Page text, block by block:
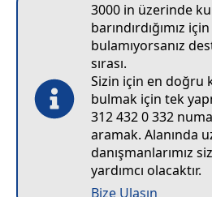
3000 in üzerinde
barındırdığımız için
bulamıyorsanız
sırası.
Sizin için en doğru
bulmak için tek
312 432 0 332
aramak. Alanında
danışmanlarımız
yardımcı olacaktır.
Bize Ulaşın